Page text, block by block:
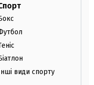
види спорту